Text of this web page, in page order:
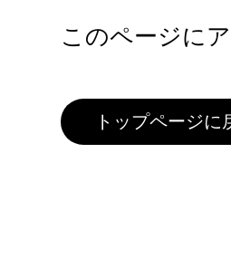
このページに
トップページに